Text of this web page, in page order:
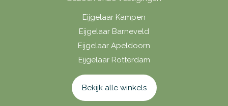
Eijgelaar Kampen
Eijgelaar Barneveld
Eijgelaar Apeldoorn
Eijgelaar Rotterdam
Bekijk alle winkels